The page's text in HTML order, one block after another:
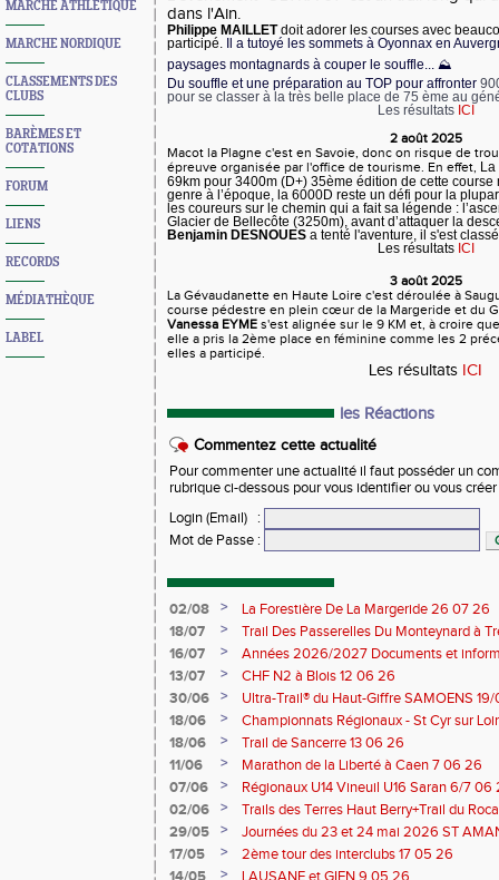
MARCHE ATHLÉTIQUE
MARCHE NORDIQUE
CLASSEMENTS DES
CLUBS
BARÈMES ET
COTATIONS
FORUM
LIENS
RECORDS
MÉDIATHÈQUE
LABEL
dans l'Ain.
Philippe MAILLETdoit adorer les courses avec
participé.
Il a tutoyé les sommets à Oyonnax en
paysages montagnards à couper le souffle... ⛰️
Du souffle et une préparation au TOP pour affronter
pour se classer à la très belle place de 75 ème au
Les résultats ICI
2 août 2025
Macot la Plagne c'est en Savoie, donc on risque de
épreuve organisée par l'office de tourisme. En effet,
69km pour 3400m (D+) 35ème édition de cette
genre à l’époque, la 6000D reste un défi pour la
les coureurs sur le chemin qui a fait sa légende :
Glacier de Bellecôte (3250m), avant d’attaquer la
Benjamin DESNOUES a tenté l'aventure, il s'est
Les résultats ICI
3 août 2025
La Gévaudanette en Haute Loire c'est déroulée à
course pédestre en plein cœur de la Margeride et du
Vanessa EYME s'est alignée sur le 9 KM et, à croire
elle a pris la 2ème place en féminine comme les 2
elles a participé.
Les résultats ICI
les Réactions
Commentez cette actualité
Pour commenter une actualité il faut posséder un
rubrique ci-dessous pour vous identifier ou vous
Login (Email)
:
Mot de Passe :
02/08 >
La Forestière De La Margeride 26 07 26
18/07
>
Trail Des Passerelles Du Monteynard à
16/07
>
Années 2026/2027 Documents et
13/07
>
CHF N2 à Blois 12 06 26
30/06
>
Ultra-Trail® du Haut-Giffre SAMOENS
18/06
>
Championnats Régionaux - St Cyr sur
Saran 13/14 06 26
18/06 >
Trail de Sancerre 13 06 26
11/06
>
Marathon de la Liberté à Caen 7 06 26
07/06
>
Régionaux U14 Vineuil U16 Saran 6/7 06
02/06
>
Trails des Terres Haut Berry+Trail du
du Berry 30/31 05 2026
29/05 >
Journées du 23 et 24 mai 2026 ST
17/05
>
2ème tour des interclubs 17 05 26
>